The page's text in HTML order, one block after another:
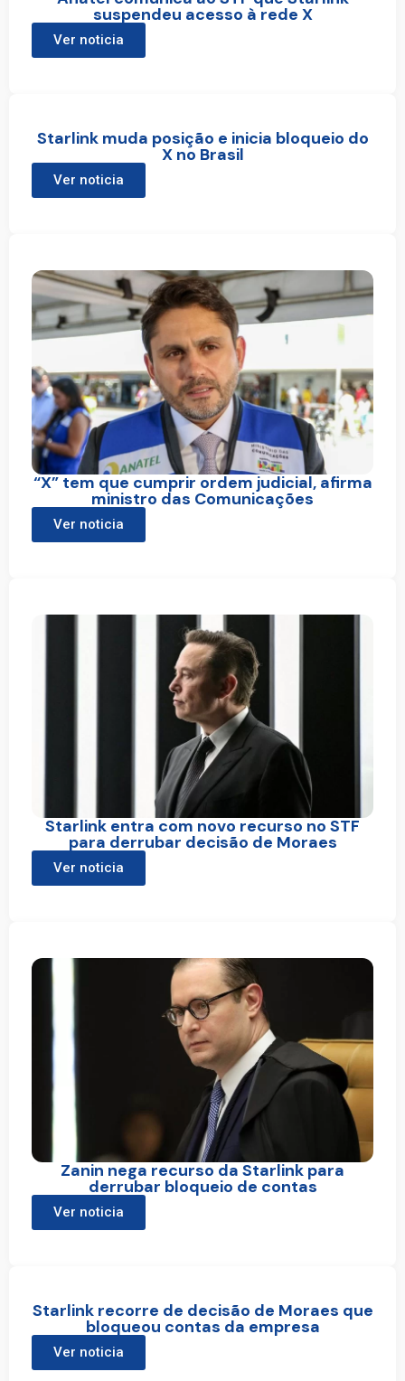
suspendeu acesso à rede X
Ver noticia
Starlink muda posição e inicia bloqueio do
X no Brasil
Ver noticia
“X” tem que cumprir ordem judicial, afirma
ministro das Comunicações
Ver noticia
Starlink entra com novo recurso no STF
para derrubar decisão de Moraes
Ver noticia
Zanin nega recurso da Starlink para
derrubar bloqueio de contas
Ver noticia
Starlink recorre de decisão de Moraes que
bloqueou contas da empresa
Ver noticia